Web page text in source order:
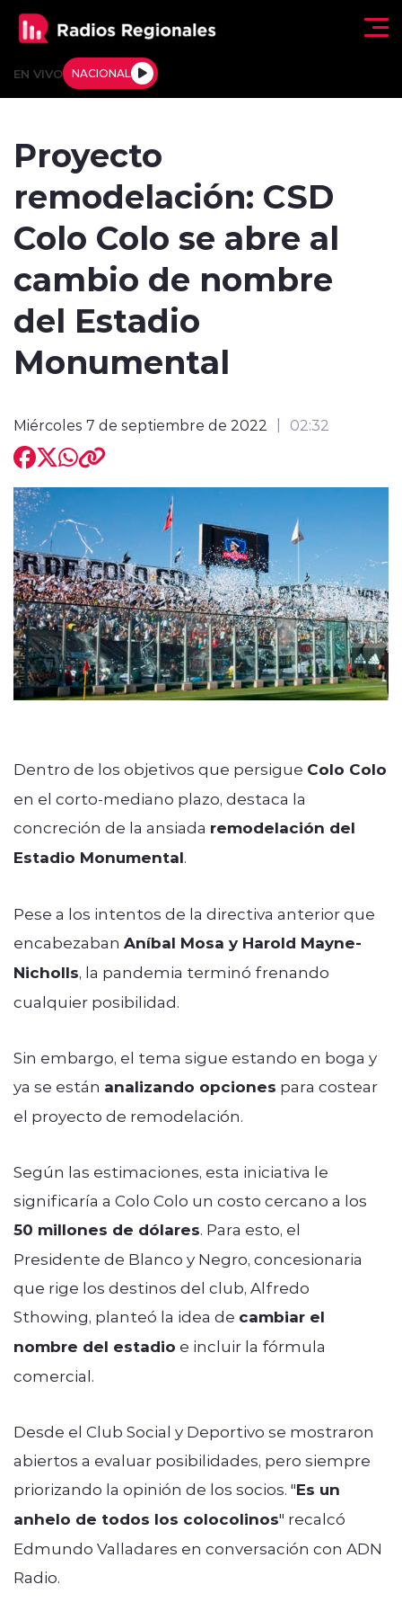
EN VIVO NACIONAL
Actualidad
Deportes
Internacional
modo claro
Proyecto
remodelación: CSD
Colo Colo se abre al
cambio de nombre
del Estadio
Monumental
Miércoles 7 de septiembre de 2022 02:32
Dentro de los objetivos que persigue Colo Colo
en el corto-mediano plazo, destaca la
concreción de la ansiada remodelación del
Estadio Monumental.
Pese a los intentos de la directiva anterior que
encabezaban Aníbal Mosa y Harold Mayne-
Nicholls, la pandemia terminó frenando
cualquier posibilidad.
Sin embargo, el tema sigue estando en boga y
ya se están analizando opciones para costear
el proyecto de remodelación.
Según las estimaciones, esta iniciativa le
significaría a Colo Colo un costo cercano a los
50 millones de dólares. Para esto, el
Presidente de Blanco y Negro, concesionaria
que rige los destinos del club, Alfredo
Sthowing, planteó la idea de cambiar el
nombre del estadio e incluir la fórmula
comercial.
Desde el Club Social y Deportivo se mostraron
abiertos a evaluar posibilidades, pero siempre
priorizando la opinión de los socios. "Es un
anhelo de todos los colocolinos" recalcó
Edmundo Valladares en conversación con ADN
Radio.